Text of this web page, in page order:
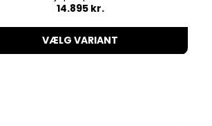
14.895 kr.
VÆLG VARIANT